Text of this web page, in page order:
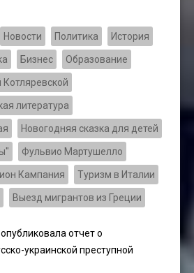
Новости Политика История
Бизнес Образование
литература
Новогодняя сказка для детей
Фульвио Мартушелло
Кампания Туризм в Италии
Выезд мигрантов из Греции
отчет о
украинской преступной